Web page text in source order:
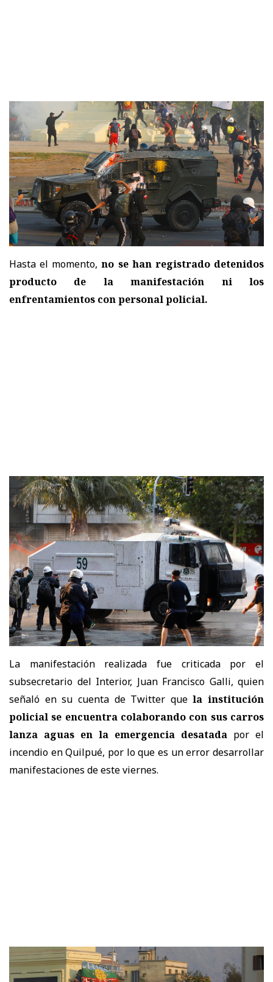
Hasta el momento,no se han registrado detenidos
producto de la manifestación ni los
enfrentamientos con personal policial.
La manifestación realizada fue criticada por el
subsecretario del Interior, Juan Francisco Galli, quien
señaló en su cuenta de Twitter quela institución
policial se encuentra colaborando con sus carros
lanza aguas en la emergencia desatada por el
incendio en Quilpué, por lo que es un error desarrollar
manifestaciones de este viernes.